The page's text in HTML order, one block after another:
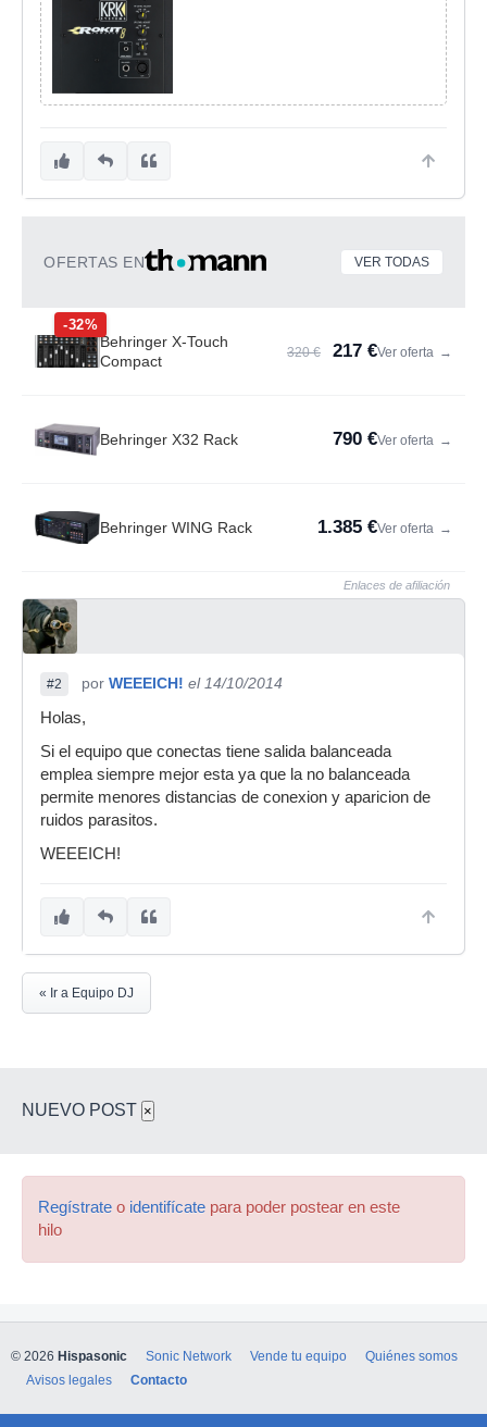
OFERTAS EN VER TODAS
-32%
Behringer X-Touch
Compact
320 € 217 €Ver oferta →
Behringer X32 Rack 790 €Ver oferta →
Behringer WING Rack 1.385 €Ver oferta →
Enlaces de afiliación
#2 por WEEEICH! el 14/10/2014
Holas,
Si el equipo que conectas tiene salida balanceada
emplea siempre mejor esta ya que la no balanceada
permite menores distancias de conexion y aparicion de
ruidos parasitos.
WEEEICH!
« Ir a Equipo DJ
NUEVO POST ×
Regístrate o identifícate para poder postear en este
hilo
© 2026 Hispasonic Sonic Network Vende tu equipo
Quiénes somos
Avisos legales
Contacto